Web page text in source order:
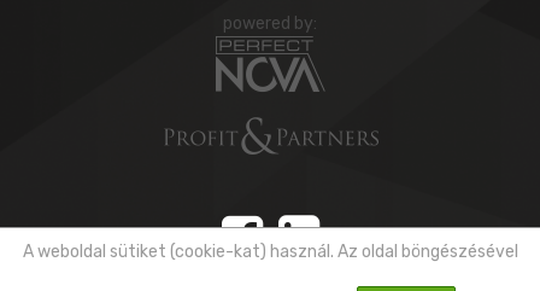
powered by:
A weboldal sütiket (cookie-kat) használ. Az oldal böngészésével